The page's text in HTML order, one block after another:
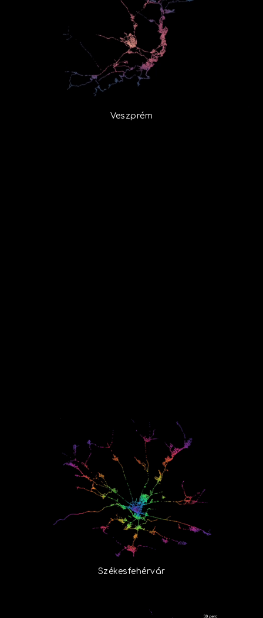
Veszprém
Székesfehérvár